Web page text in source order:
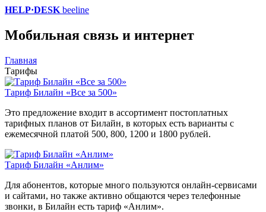
HELP·DESK beeline
Мобильная связь и интернет
Главная
Тарифы
Тариф Билайн «Все за 500»
Это предложение входит в ассортимент постоплатных
тарифных планов от Билайн, в которых есть варианты с
ежемесячной платой 500, 800, 1200 и 1800 рублей.
Тариф Билайн «Анлим»
Для абонентов, которые много пользуются онлайн-сервисами
и сайтами, но также активно общаются через телефонные
звонки, в Билайн есть тариф «Анлим».